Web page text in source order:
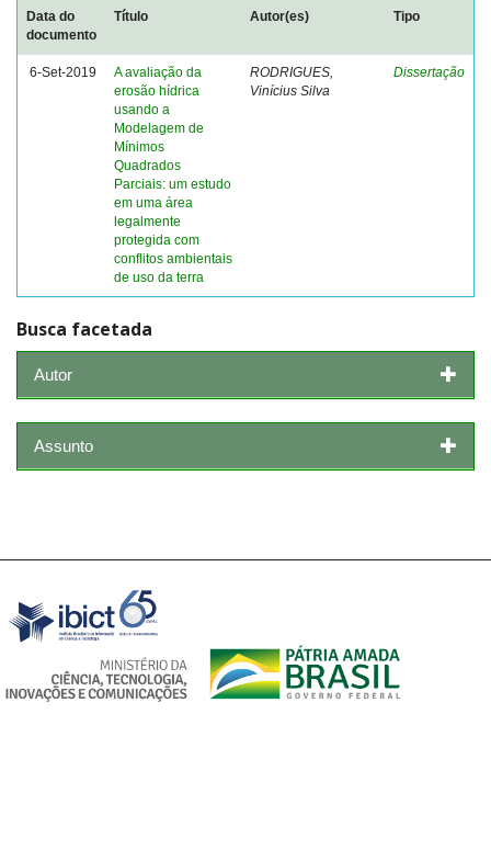
Data do
documento
Título Autor(es) Tipo
6-Set-2019
A avaliação da
erosão hídrica
usando a
Modelagem de
Mínimos
Quadrados
Parciais: um estudo
em uma área
legalmente
protegida com
conflitos ambientais
de uso da terra
RODRIGUES,
Vinícius Silva
Dissertação
Busca facetada
Autor
Assunto